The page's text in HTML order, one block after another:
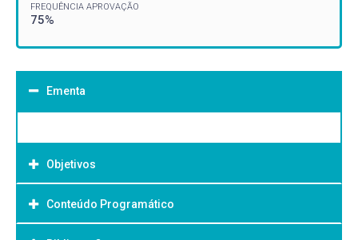
FREQUÊNCIA APROVAÇÃO
75%
Ementa
Objetivos
Objetivo Geral:
Conteúdo Programático